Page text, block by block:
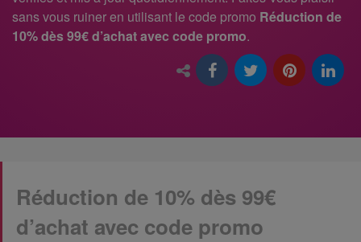
sans vous ruiner en utilisant le code promo Réduction de
10% dès 99€ d’achat avec code promo.
Réduction de 10% dès 99€
d’achat avec code promo